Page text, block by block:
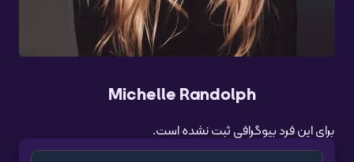
Michelle Randolph
برای این فرد بیوگرافی ثبت نشده است.